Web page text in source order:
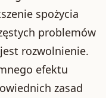
spożycia
problemów
rozwolnienie.
efektu
zasad